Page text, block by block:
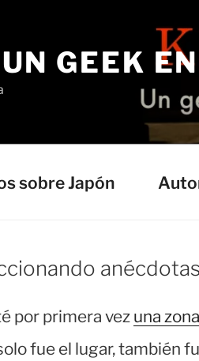
GEEK
sobre Japón
anécdotas
por primera vez una
fue el lugar, también